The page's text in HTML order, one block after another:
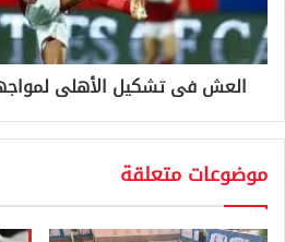
العش فى تشكيل الأهلى
موضوعات متعلقة